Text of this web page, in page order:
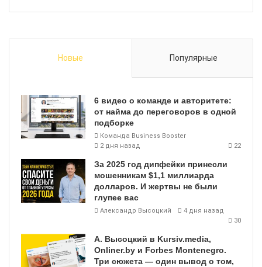
Новые Популярные
6 видео о команде и авторитете:
от найма до переговоров в одной
подборке
Команда Business Booster
2 дня назад
22
За 2025 год дипфейки принесли
мошенникам $1,1 миллиарда
долларов. И жертвы не были
глупее вас
Александр Высоцкий
4 дня назад
30
А. Высоцкий в Kursiv.media,
Onliner.by и Forbes Montenegro.
Три сюжета — один вывод о том,